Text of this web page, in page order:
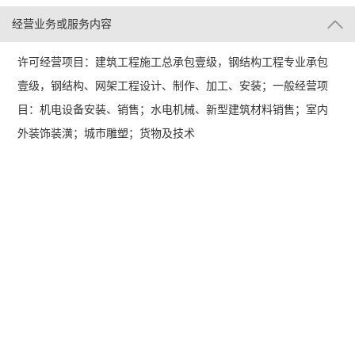
经营业务或服务内容
许可经营项目：建筑工程施工总承包壹级，钢结构工程专业承包
壹级，钢结构、网架工程设计、制作、加工、安装；一般经营项
目：机电设备安装、销售；水电机械、新型建筑材料销售；室内
外装饰装潢；城市雕塑；货物及技术